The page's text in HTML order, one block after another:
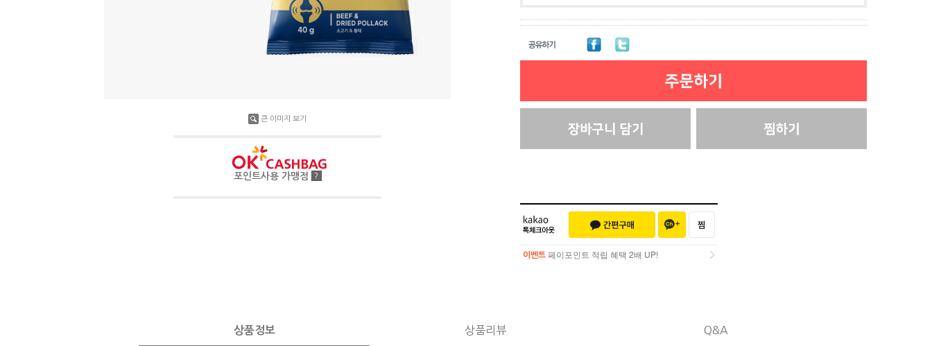
큰 이미지 보기
포인트사용 가맹점 ?
이벤트 페이포인트 적립 혜택 2배 UP!
상품정보 상품리뷰 Q&A